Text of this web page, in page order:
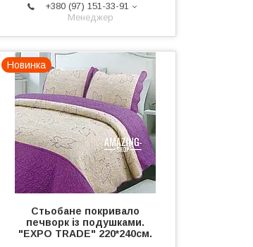
+380 (97) 151-33-91
Менеджер
Новинка
Стьобане покривало
печворк із подушками.
"EXPO TRADE" 220*240см.